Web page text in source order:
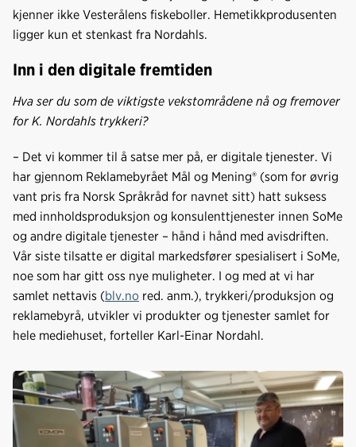
kjenner ikke Vesterålens fiskeboller. Hemetikkprodusenten
ligger kun et stenkast fra Nordahls.
Inn i den digitale fremtiden
Hva ser du som de viktigste vekstområdene nå og fremover
for K. Nordahls trykkeri?
– Det vi kommer til å satse mer på, er digitale tjenester. Vi
har gjennom Reklamebyrået Mål og Mening® (som for øvrig
vant pris fra Norsk Språkråd for navnet sitt) hatt suksess
med innholdsproduksjon og konsulenttjenester innen SoMe
og andre digitale tjenester – hånd i hånd med avisdriften.
Vår siste tilsatte er digital markedsfører spesialisert i SoMe,
noe som har gitt oss nye muligheter. I og med at vi har
samlet nettavis (blv.no red. anm.), trykkeri/produksjon og
reklamebyrå, utvikler vi produkter og tjenester samlet for
hele mediehuset, forteller Karl-Einar Nordahl.